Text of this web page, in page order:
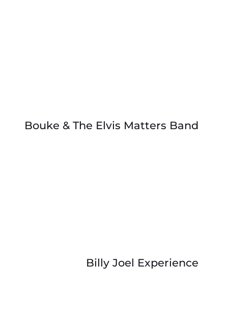
Bouke & The Elvis Matters Band
Billy Joel Experience